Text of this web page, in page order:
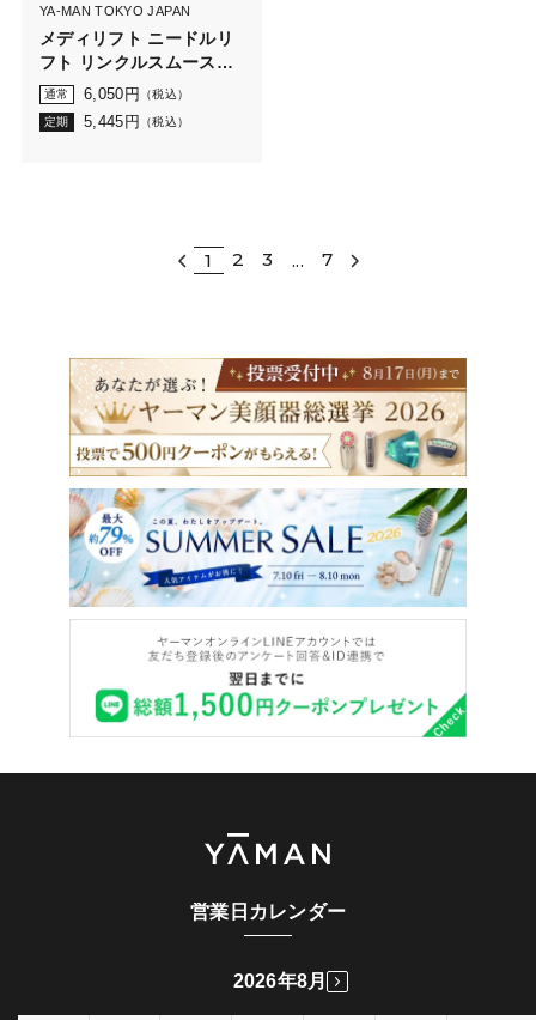
YA-MAN TOKYO JAPAN
メディリフト ニードルリ
フト リンクルスムースベ
ース
通常 6,050 円 （税込）
定期 5,445 円 （税込）
1 2 3 ... 7
営業日カレンダー
2026年8月